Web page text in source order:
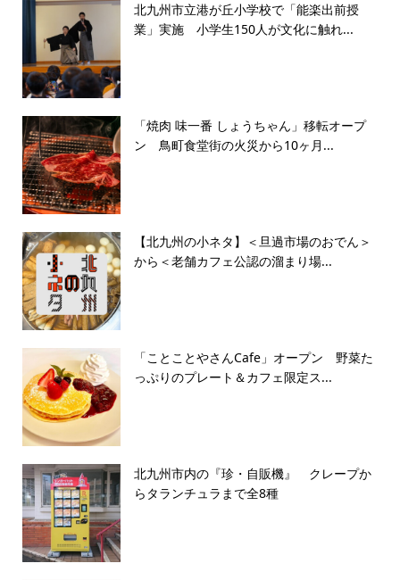
北九州市立港が丘小学校で「能楽出前授
業」実施 小学生150人が文化に触れ...
「焼肉 味一番 しょうちゃん」移転オープ
ン 鳥町食堂街の火災から10ヶ月...
【北九州の小ネタ】＜旦過市場のおでん＞
から＜老舗カフェ公認の溜まり場...
「ことことやさんCafe」オープン 野菜た
っぷりのプレート＆カフェ限定ス...
北九州市内の『珍・自販機』 クレープか
らタランチュラまで全8種